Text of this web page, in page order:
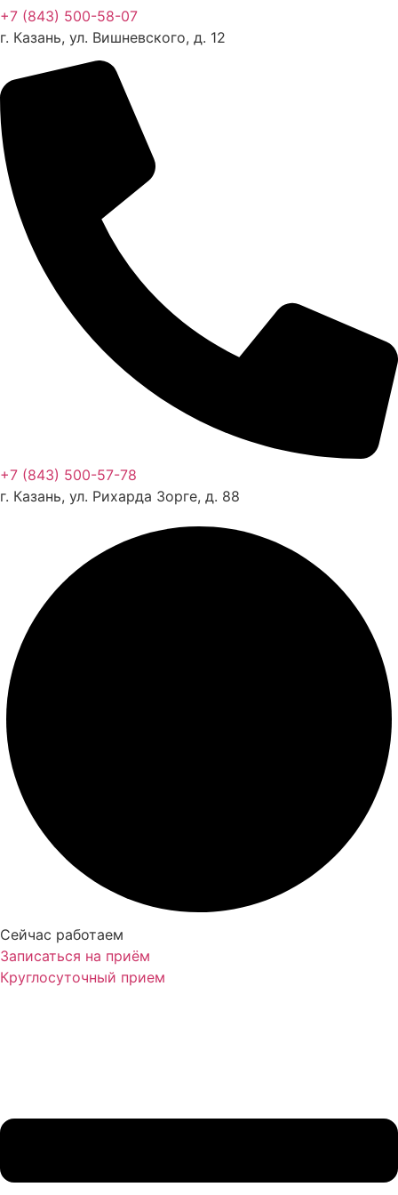
+7 (843) 500-58-07
г. Казань, ул. Вишневского, д. 12
+7 (843) 500-57-78
г. Казань, ул. Рихарда Зорге, д. 88
Сейчас работаем
Записаться на приём
Круглосуточный прием